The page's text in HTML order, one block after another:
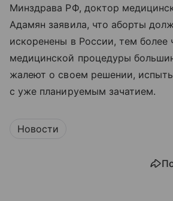
Минздрава РФ, доктор
Адамян заявила, что аборты
искоренены в России, тем более
медицинской процедуры
жалеют о своем решении,
с уже планируемым зачатием.
Новости